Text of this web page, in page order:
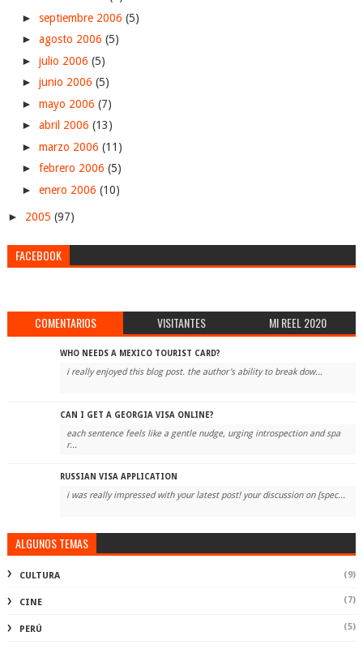
► septiembre 2006 (5)
► agosto 2006 (5)
► julio 2006 (5)
► junio 2006 (5)
► mayo 2006 (7)
► abril 2006 (13)
► marzo 2006 (11)
► febrero 2006 (5)
► enero 2006 (10)
► 2005 (97)
FACEBOOK
COMENTARIOS VISITANTES MI REEL 2020
WHO NEEDS A MEXICO TOURIST CARD?
i really enjoyed this blog post. the author's ability to break dow...
CAN I GET A GEORGIA VISA ONLINE?
each sentence feels like a gentle nudge, urging introspection and spa
r...
RUSSIAN VISA APPLICATION
i was really impressed with your latest post! your discussion on [spec...
ALGUNOS TEMAS
CULTURA (9)
CINE (7)
PERÚ (5)